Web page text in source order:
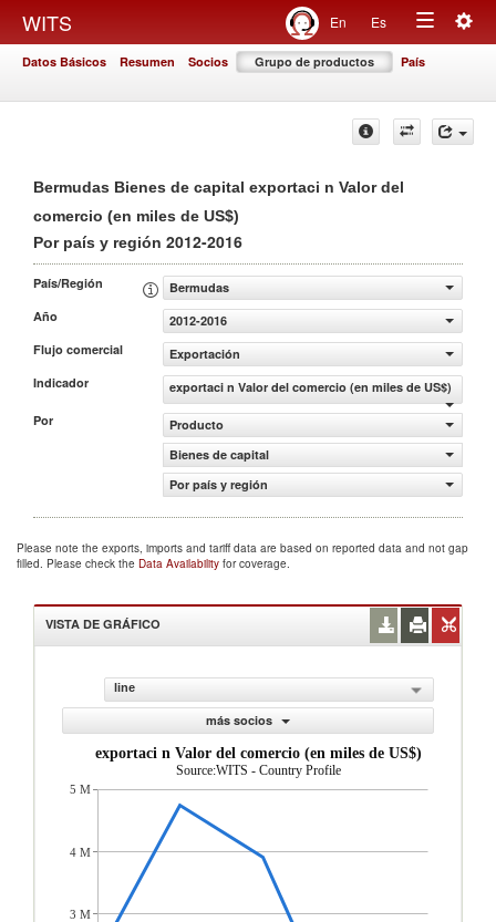
WITS En Es
Toggle
Datos Básicos Resumen Socios Grupo de productos País
Bermudas Bienes de capital exportaci n Valor del
comercio (en miles de US$)
Por país y región 2012-2016
País/Región
Bermudas
Año
2012-2016
Flujo comercial
Exportación
Indicador
exportaci n Valor del comercio (en miles de US$)
Por
Producto
Bienes de capital
Por país y región
Please note the exports, imports and tariff data are based on reported data and not gap
filled. Please check the Data Availability for coverage.
VISTA DE GRÁFICO
line
más socios
exportaci n Valor del comercio (en miles de US$)
Source:WITS - Country Profile
5 M
4 M
3 M